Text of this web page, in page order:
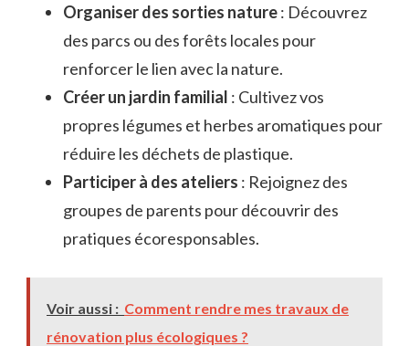
Organiser des sorties nature: Découvrez
des parcs ou des forêts locales pour
renforcer le lien avec la nature.
Créer un jardin familial : Cultivez vos
propres légumes et herbes aromatiques pour
réduire les déchets de plastique.
Participer à des ateliers : Rejoignez des
groupes de parents pour découvrir des
pratiques écoresponsables.
Voir aussi : Comment rendre mes travaux de
rénovation plus écologiques ?